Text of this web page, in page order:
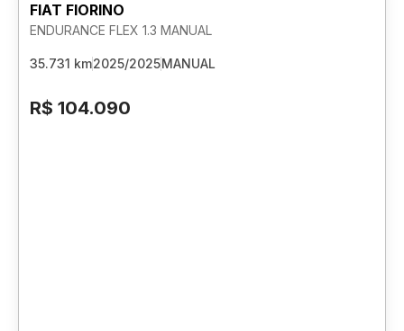
FIAT FIORINO
ENDURANCE FLEX 1.3 MANUAL
35.731 km2025/2025MANUAL
R$ 104.090